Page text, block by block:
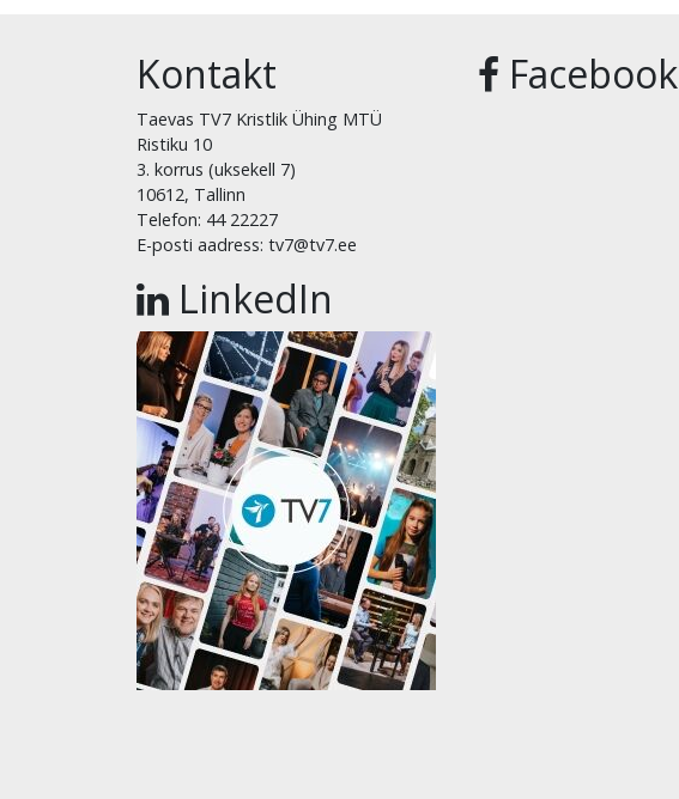
Kontakt
Taevas TV7 Kristlik Ühing MTÜ
Ristiku 10
3. korrus (uksekell 7)
10612, Tallinn
Telefon: 44 22227
E-posti aadress: tv7@tv7.ee
LinkedIn
Facebook